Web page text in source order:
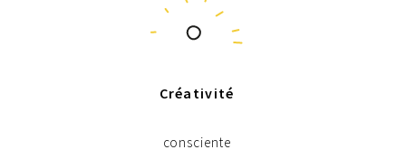
Créativité
consciente